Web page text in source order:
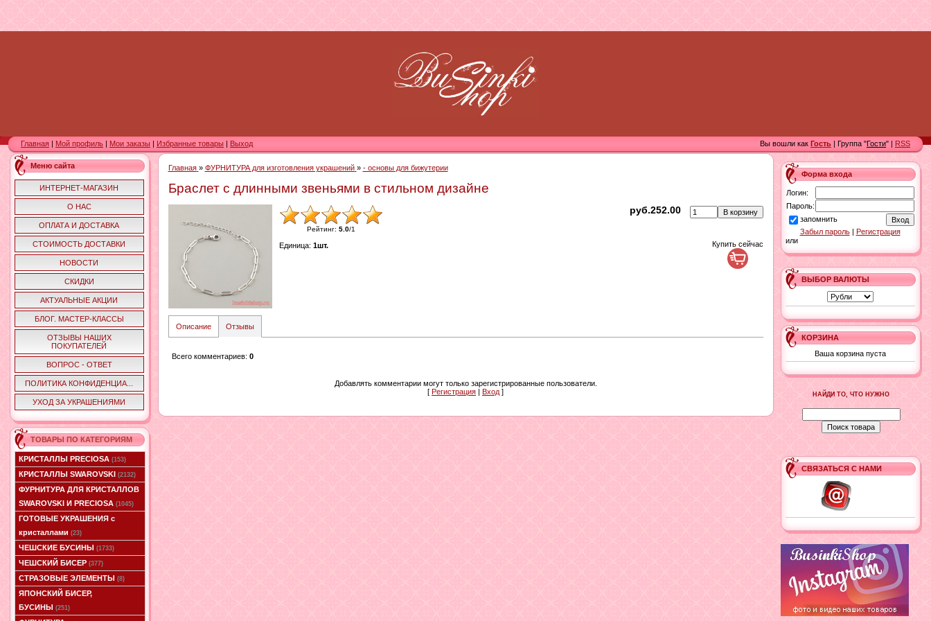
Главная Мой профиль Мои заказы Избранные товары Выход Вы вошли как Гость | Группа "Гости" | RSS
Меню сайта
ИНТЕРНЕТ-МАГАЗИН
О НАС
ОПЛАТА И ДОСТАВКА
СТОИМОСТЬ ДОСТАВКИ
НОВОСТИ
СКИДКИ
АКТУАЛЬНЫЕ АКЦИИ
БЛОГ. МАСТЕР-КЛАССЫ
ОТЗЫВЫ НАШИХ
ПОКУПАТЕЛЕЙ
ВОПРОС - ОТВЕТ
ПОЛИТИКА КОНФИДЕНЦИА...
УХОД ЗА УКРАШЕНИЯМИ
ТОВАРЫ ПО КАТЕГОРИЯМ
КРИСТАЛЛЫ PRECIOSA (153)
КРИСТАЛЛЫ SWAROVSKI (2132)
ФУРНИТУРА ДЛЯ КРИСТАЛЛОВ
SWAROVSKI И PRECIOSA (1045)
ГОТОВЫЕ УКРАШЕНИЯ с
кристаллами (23)
ЧЕШСКИЕ БУСИНЫ (1733)
ЧЕШСКИЙ БИСЕР (377)
СТРАЗОВЫЕ ЭЛЕМЕНТЫ (8)
ЯПОНСКИЙ БИСЕР,
БУСИНЫ (251)
Главная » ФУРНИТУРА для изготовления украшений » - основы для бижутерии
Браслет с длинными звеньями в стильном дизайне
Рейтинг: 5.0/1
руб.252.00
Единица: 1шт. Купить сейчас
Описание Отзывы
Всего комментариев: 0
Добавлять комментарии могут только зарегистрированные пользователи.
[ Регистрация Вход ]
Форма входа
Логин:
Пароль:
запомнить
Забыл пароль|
Регистрация
или
ВЫБОР ВАЛЮТЫ
КОРЗИНА
Ваша корзина пуста
НАЙДИ ТО, ЧТО НУЖНО
СВЯЗАТЬСЯ С НАМИ